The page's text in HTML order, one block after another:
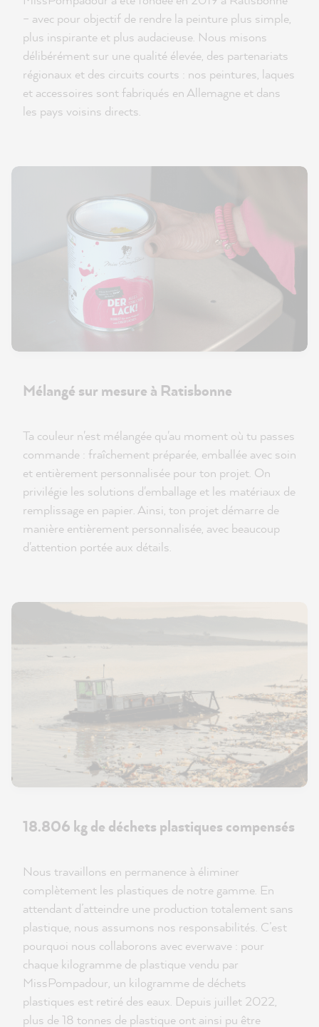
– avec pour objectif de rendre la peinture plus simple,
plus inspirante et plus audacieuse. Nous misons
délibérément sur une qualité élevée, des partenariats
régionaux et des circuits courts : nos peintures, laques
et accessoires sont fabriqués en Allemagne et dans
les pays voisins directs.
Mélangé sur mesure à Ratisbonne
Ta couleur n'est mélangée qu'au moment où tu passes
commande : fraîchement préparée, emballée avec soin
et entièrement personnalisée pour ton projet. On
privilégie les solutions d'emballage et les matériaux de
remplissage en papier. Ainsi, ton projet démarre de
manière entièrement personnalisée, avec beaucoup
d'attention portée aux détails.
18.806 kg de déchets plastiques compensés
Nous travaillons en permanence à éliminer
complètement les plastiques de notre gamme. En
attendant d’atteindre une production totalement sans
plastique, nous assumons nos responsabilités. C’est
pourquoi nous collaborons avec everwave : pour
chaque kilogramme de plastique vendu par
MissPompadour, un kilogramme de déchets
plastiques est retiré des eaux. Depuis juillet 2022,
plus de 18 tonnes de plastique ont ainsi pu être